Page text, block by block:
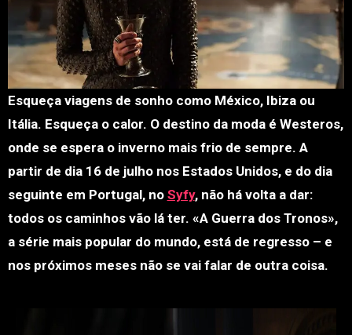
Esqueça viagens de sonho como México, Ibiza ou
Itália. Esqueça o calor. O destino da moda é Westeros,
onde se espera o inverno mais frio de sempre. A
partir de dia 16 de julho nos Estados Unidos, e do dia
seguinte em Portugal, no Syfy, não há volta a dar:
todos os caminhos vão lá ter. «A Guerra dos Tronos»,
a série mais popular do mundo, está de regresso – e
nos próximos meses não se vai falar de outra coisa.